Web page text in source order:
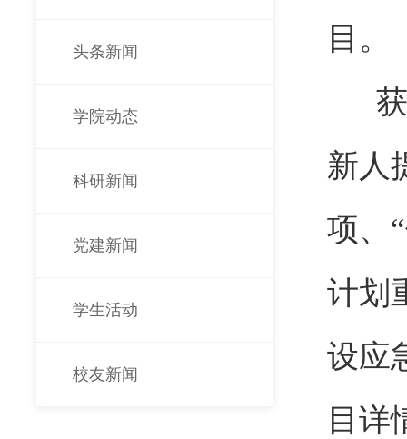
头条新闻
学院动态
科研新闻
党建新闻
学生活动
校友新闻
目。
获
新人
项、
计划
设应
目详